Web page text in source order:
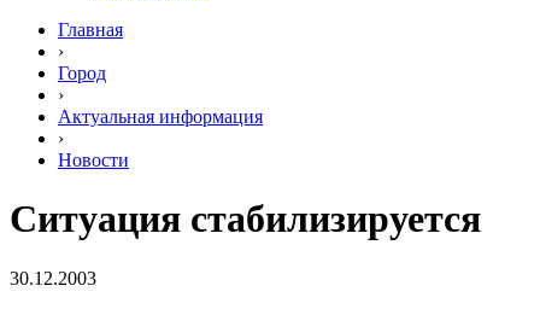
Главная
›
Город
›
Актуальная информация
›
Новости
Ситуация стабилизируется
30.12.2003